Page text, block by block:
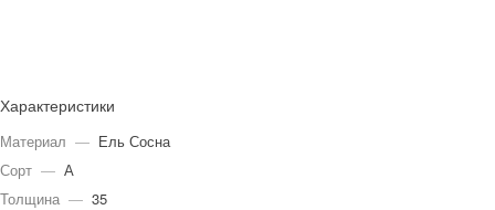
Характеристики
Материал — Ель Сосна
Сорт — А
Толщина — 35